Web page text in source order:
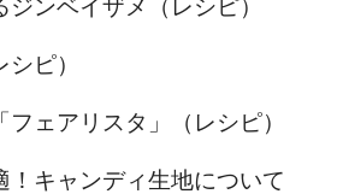
ンベイザメ（レシピ）
ピ）
ェアリスタ」（レシピ）
！キャンディ生地について